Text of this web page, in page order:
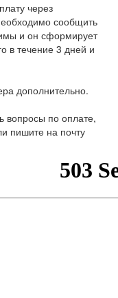
через
сообщить
и он сформирует
в течение 3 дней и
дополнительно.
вопросы по оплате,
пишите на почту